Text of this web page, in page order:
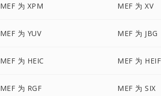
MEF 为 XPM MEF 为 XV
MEF 为 YUV MEF 为 JBG
MEF 为 HEIC MEF 为 HEIF
MEF 为 RGF MEF 为 SIX